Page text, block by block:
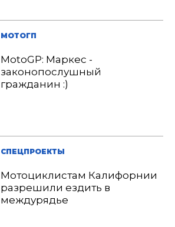
МОТОГП
MotoGP: Маркес -
законопослушный
гражданин :)
СПЕЦПРОЕКТЫ
Мотоциклистам Калифорнии
разрешили ездить в
междурядье